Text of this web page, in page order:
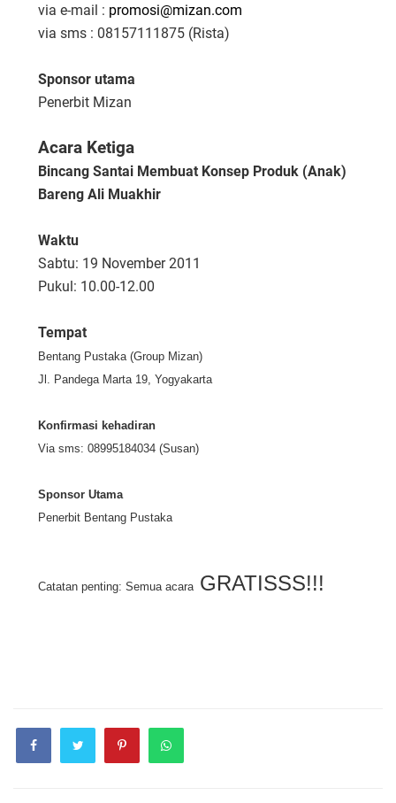
via e-mail : promosi@mizan.com
via sms : 08157111875 (Rista)
Sponsor utama
Penerbit Mizan
Acara Ketiga
Bincang Santai Membuat Konsep Produk (Anak)
Bareng Ali Muakhir
Waktu
Sabtu: 19 November 2011
Pukul: 10.00-12.00
Tempat
Bentang Pustaka (Group Mizan)
Jl. Pandega Marta 19, Yogyakarta
Konfirmasi kehadiran
Via sms: 08995184034 (Susan)
Sponsor Utama
Penerbit Bentang Pustaka
Catatan penting: Semua acara GRATISSS!!!